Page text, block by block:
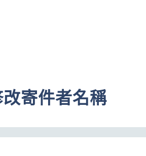
寄件者名稱